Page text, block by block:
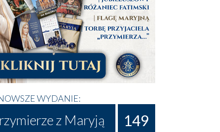
WYDANIE:
z Maryją 149